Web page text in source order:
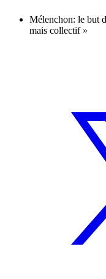
Mélenchon: le but
mais collectif »